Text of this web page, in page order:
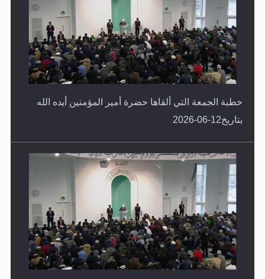
خطبة الجمعة التي ألقاها حضرة أمير المؤمنين أيده الله
بتاريخ12-06-2026